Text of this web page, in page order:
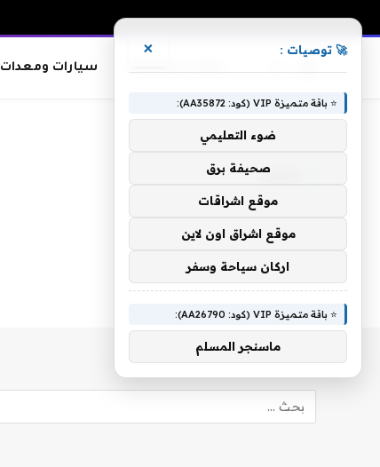
سيارات ومعدات
وجوب
🚀 توصيات : ×
⭐ باقة متميزة VIP (كود: AA35872):
ضوء التعليمي
صحيفة برق
موقع اشراقات
موقع اشراق اون لاين
اركان سياحة وسفر
⭐ باقة متميزة VIP (كود: AA26790):
ماسنجر المسلم